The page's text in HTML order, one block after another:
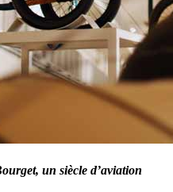
un siècle d’aviation